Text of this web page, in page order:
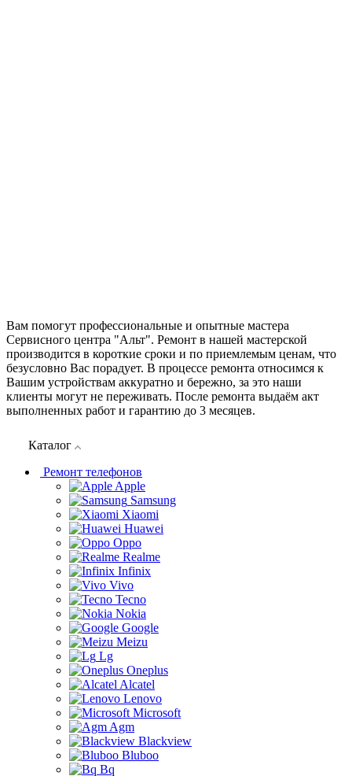
Вам помогут профессиональные и опытные мастера
Сервисного центра "Альт". Ремонт в нашей мастерской
производится в короткие сроки и по приемлемым ценам, что
безусловно Вас порадует. В процессе ремонта относимся к
Вашим устройствам аккуратно и бережно, за это наши
клиенты могут не переживать. После ремонта выдаём акт
выполненных работ и гарантию до 3 месяцев.
Каталог
Ремонт телефонов
Apple
Samsung
Xiaomi
Huawei
Oppo
Realme
Infinix
Vivo
Tecno
Nokia
Google
Meizu
Lg
Oneplus
Alcatel
Lenovo
Microsoft
Agm
Blackview
Bluboo
Bq